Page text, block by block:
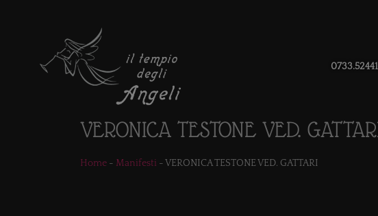
VERONICA TESTONE VED.
Home - Manifesti -VERONICA TESTONE VED. GATTARI